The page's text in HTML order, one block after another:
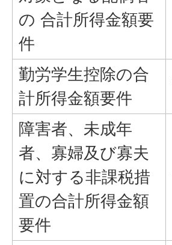
の 合計所得金額要
件
勤労学生控除の合
計所得金額要件
障害者、未成年
者、寡婦及び寡夫
に対する非課税措
置の合計所得金額
要件